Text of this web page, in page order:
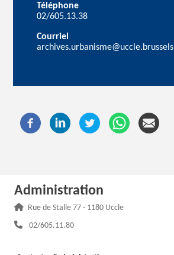
Téléphone
02/605.13.38
Courriel
archives.urbanisme@uccle.brussels
Administration
Adresse :
Rue de Stalle 77 - 1180 Uccle
Téléphone :
02/605.11.80